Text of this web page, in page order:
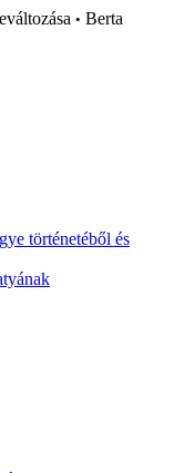
• Berta
történetéből és